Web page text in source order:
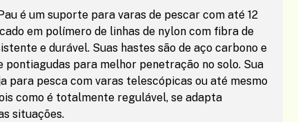
é um suporte para varas de pescar com até 12
em polímero de linhas de nylon com fibra de
e durável. Suas hastes são de aço carbono e
pontiagudas para melhor penetração no solo. Sua
para pesca com varas telescópicas ou até mesmo
como é totalmente regulável, se adapta
situações.